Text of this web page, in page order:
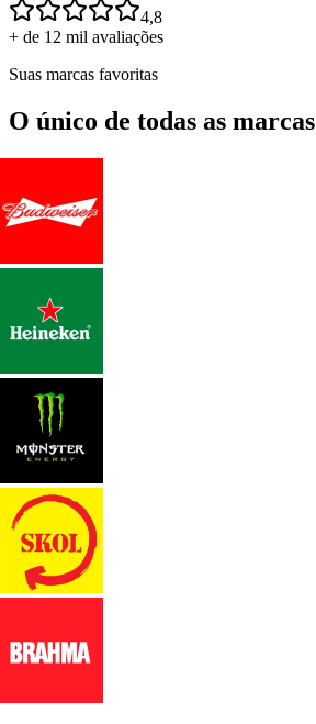
4,8
+ de 12 mil avaliações
Suas marcas favoritas
O único de todas as marcas